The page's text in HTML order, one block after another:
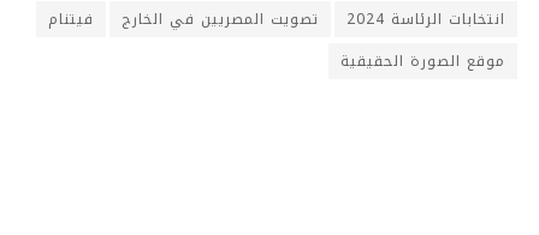
انتخابات الرئاسة 2024 تصويت المصريين في الخارج
فيتنام
موقع الصورة الحقيقية